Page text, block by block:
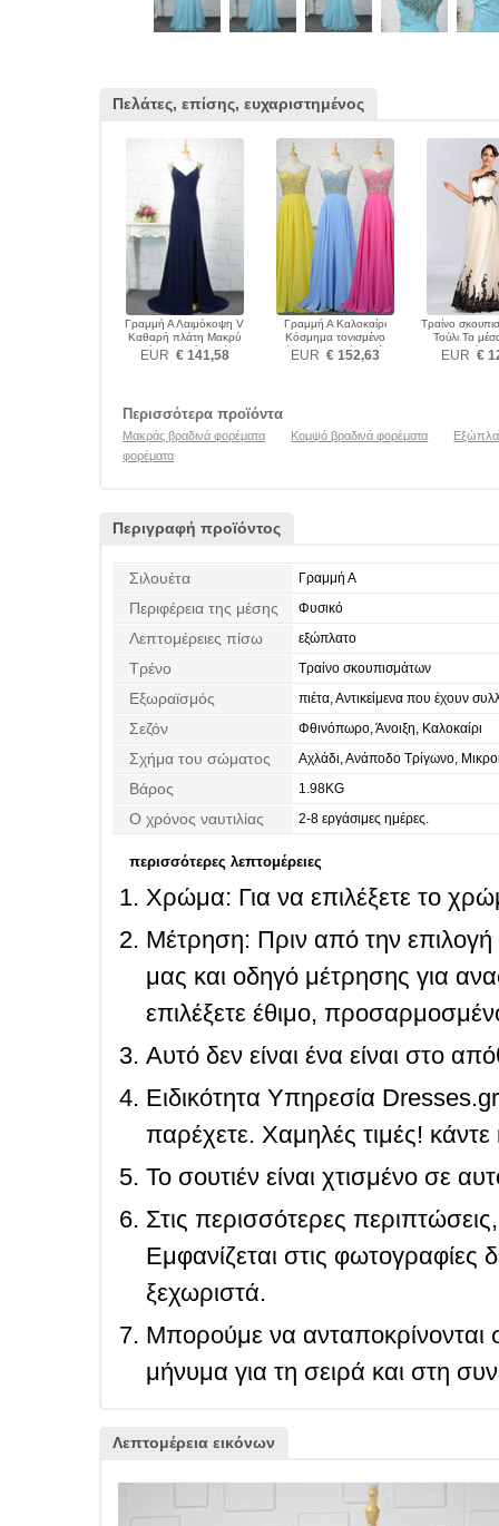
Πελάτες, επίσης, ευχαριστημένος
Γραμμή Α Λαιμόκοψη V
Καθαρή πλάτη Μακρύ
Φυσικό Βραδινά φορέματα
EUR € 141,58
Γραμμή Α Καλοκαίρι
Κόσμημα τονισμένο
μπούστο Βραδινά φορέματα
EUR € 152,63
Τραίνο
Τούλι Τα
Βραδινά
EUR €
Περισσότερα προϊόντα
Μακράς βραδινά φορέματα Κομψό βραδινά φορέματα
φορέματα
Περιγραφή προϊόντος
Σιλουέτα Γραμμή Α
Περιφέρεια της μέσης Φυσικό
Λεπτομέρειες πίσω εξώπλατο
Τρένο Τραίνο σκουπισμάτων
Εξωραϊσμός
πιέτα, Αντικείμενα που έχουν
Ντραπέ
Σεζόν Φθινόπωρο, Άνοιξη, Καλοκαίρι
Σχήμα του σώματος Αχλάδι, Ανάποδο Τρίγωνο,
Βάρος 1.98KG
Ο χρόνος ναυτιλίας 2-8 εργάσιμες ημέρες.
περισσότερες λεπτομέρειες
Χρώμα: Για να επιλέξετε το
Μέτρηση: Πριν από την
μας και οδηγό μέτρησης για
επιλέξετε έθιμο,
Αυτό δεν είναι ένα είναι στο
Ειδικότητα Υπηρεσία
παρέχετε. Χαμηλές τιμές! κάντε
Το σουτιέν είναι χτισμένο σε
Στις περισσότερες
Εμφανίζεται στις φωτογραφίες
ξεχωριστά.
Μπορούμε να ανταποκρίνονται
μήνυμα για τη σειρά και στη
Λεπτομέρεια εικόνων